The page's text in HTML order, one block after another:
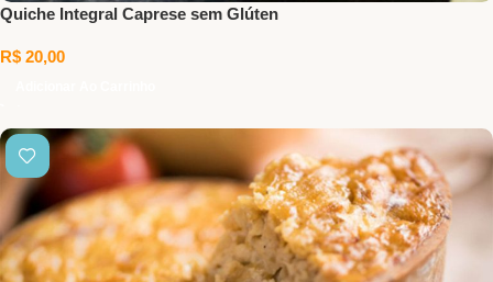
Quiche Integral Caprese sem Glúten
R$ 20,00